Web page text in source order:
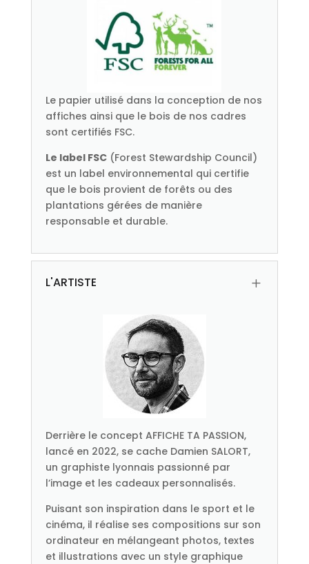
Le papier utilisé dans la conception de nos
affiches ainsi que le bois de nos cadres
sont certifiés FSC.
Le label FSC(Forest Stewardship Council)
est un label environnemental qui certifie
que le bois provient de forêts ou des
plantations gérées de manière
responsable et durable.
L'ARTISTE L
Derrière le concept AFFICHE TA PASSION,
lancé en 2022, se cache Damien SALORT,
un graphiste lyonnais passionné par
l’image et les cadeaux personnalisés.
Puisant son inspiration dans le sport et le
cinéma, il réalise ses compositions sur son
ordinateur en mélangeant photos, textes
et illustrations avec un style graphique